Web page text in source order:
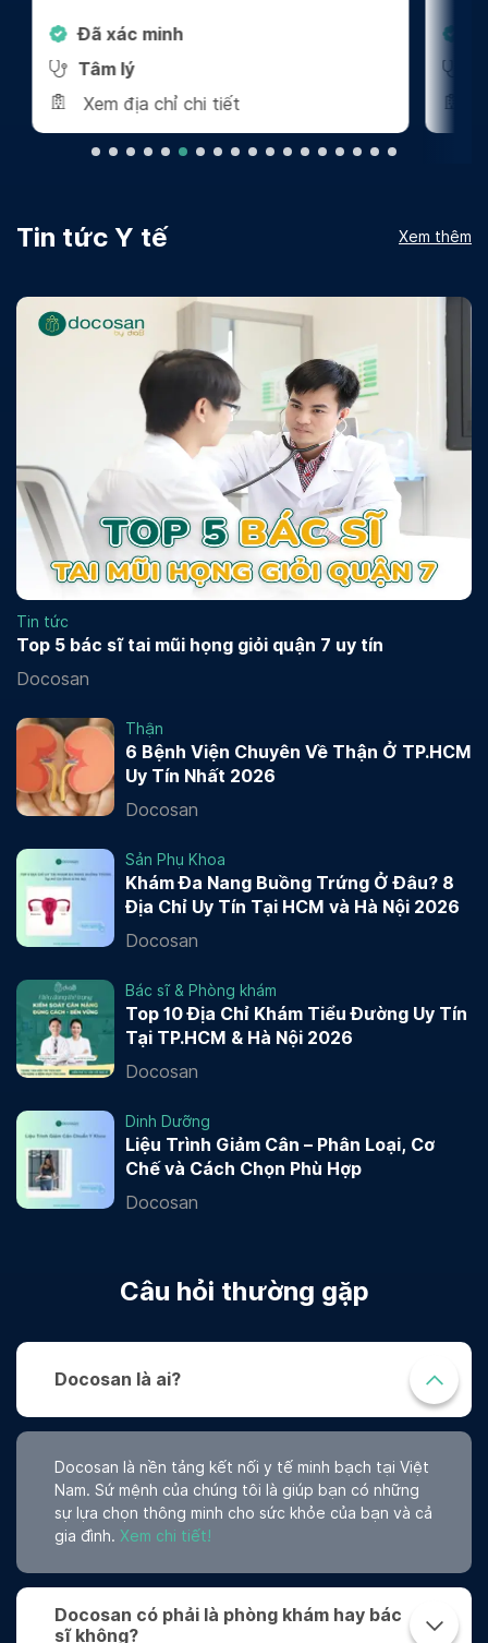
Đã xác minh
Tâm lý
Xem địa chỉ chi tiết
Tin tức Y tế Xem thêm
Tin tức
Top 5 bác sĩ tai mũi họng giỏi quận 7 uy tín
Docosan
Thận
6 Bệnh Viện Chuyên Về Thận Ở TP.HCM
Uy Tín Nhất 2026
Docosan
Sản Phụ Khoa
Khám Đa Nang Buồng Trứng Ở Đâu? 8
Địa Chỉ Uy Tín Tại HCM và Hà Nội 2026
Docosan
Bác sĩ & Phòng khám
Top 10 Địa Chỉ Khám Tiểu Đường Uy Tín
Tại TP.HCM & Hà Nội 2026
Docosan
Dinh Dưỡng
Liệu Trình Giảm Cân – Phân Loại, Cơ
Chế và Cách Chọn Phù Hợp
Docosan
Câu hỏi thường gặp
Docosan là ai?
Docosan là nền tảng kết nối y tế minh bạch tại Việt
Nam. Sứ mệnh của chúng tôi là giúp bạn có những
sự lựa chọn thông minh cho sức khỏe của bạn và cả
gia đình. Xem chi tiết!
Docosan có phải là phòng khám hay bác
sĩ không?